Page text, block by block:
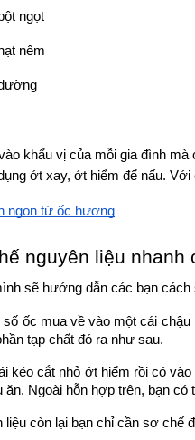
ngọt
nêm
khẩu vị của mỗi gia đình
ớt xay, ớt hiểm để nấu.
ngon từ ốc hương
nguyên liệu nhanh
sẽ hướng dẫn các bạn
ốc mua về vào một cái
tạp chất đó ra như sau.
kéo cắt nhỏ ớt hiểm rồi có
ăn. Ngoài hỗn hợp trên, bạn
liệu còn lại bạn chỉ cần sơ chế